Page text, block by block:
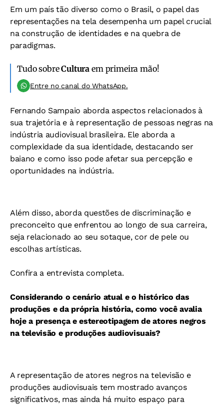
Em um país tão diverso como o Brasil, o papel das
representações na tela desempenha um papel crucial
na construção de identidades e na quebra de
paradigmas.
Tudo sobreCultura em primeira mão!
Entre no canal do WhatsApp.
Fernando Sampaio aborda aspectos relacionados à
sua trajetória e à representação de pessoas negras na
indústria audiovisual brasileira. Ele aborda a
complexidade da sua identidade, destacando ser
baiano e como isso pode afetar sua percepção e
oportunidades na indústria.
Além disso, aborda questões de discriminação e
preconceito que enfrentou ao longo de sua carreira,
seja relacionado ao seu sotaque, cor de pele ou
escolhas artísticas.
Confira a entrevista completa.
Considerando o cenário atual e o histórico das
produções e da própria história, como você avalia
hoje a presença e estereotipagem de atores negros
na televisão e produções audiovisuais?
A representação de atores negros na televisão e
produções audiovisuais tem mostrado avanços
significativos, mas ainda há muito espaço para